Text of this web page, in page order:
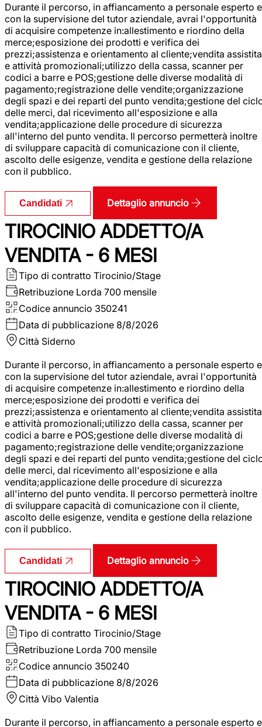
Durante il percorso, in affiancamento a personale esperto e
con la supervisione del tutor aziendale, avrai l'opportunità
di acquisire competenze in:allestimento e riordino della
merce;esposizione dei prodotti e verifica dei
prezzi;assistenza e orientamento al cliente;vendita assistita
e attività promozionali;utilizzo della cassa, scanner per
codici a barre e POS;gestione delle diverse modalità di
pagamento;registrazione delle vendite;organizzazione
degli spazi e dei reparti del punto vendita;gestione del
delle merci, dal ricevimento all'esposizione e alla
vendita;applicazione delle procedure di sicurezza
all'interno del punto vendita. Il percorso permetterà inoltre
di sviluppare capacità di comunicazione con il cliente,
ascolto delle esigenze, vendita e gestione della relazione
con il pubblico.
Candidati Dettaglio annuncio
TIROCINIO ADDETTO/A
VENDITA - 6 MESI
Tipo di contratto Tirocinio/Stage
Retribuzione Lorda 700 mensile
Codice annuncio 350241
Data di pubblicazione 8/8/2026
Città Siderno
Durante il percorso, in affiancamento a personale esperto e
con la supervisione del tutor aziendale, avrai l'opportunità
di acquisire competenze in:allestimento e riordino della
merce;esposizione dei prodotti e verifica dei
prezzi;assistenza e orientamento al cliente;vendita assistita
e attività promozionali;utilizzo della cassa, scanner per
codici a barre e POS;gestione delle diverse modalità di
pagamento;registrazione delle vendite;organizzazione
degli spazi e dei reparti del punto vendita;gestione del
delle merci, dal ricevimento all'esposizione e alla
vendita;applicazione delle procedure di sicurezza
all'interno del punto vendita. Il percorso permetterà inoltre
di sviluppare capacità di comunicazione con il cliente,
ascolto delle esigenze, vendita e gestione della relazione
con il pubblico.
Candidati Dettaglio annuncio
TIROCINIO ADDETTO/A
VENDITA - 6 MESI
Tipo di contratto Tirocinio/Stage
Retribuzione Lorda 700 mensile
Codice annuncio 350240
Data di pubblicazione 8/8/2026
Città Vibo Valentia
Durante il percorso, in affiancamento a personale esperto e